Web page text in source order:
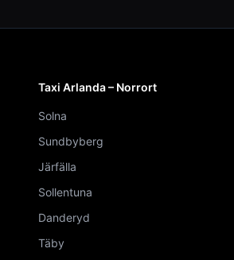
Taxi Arlanda – Norrort
Solna
Sundbyberg
Järfälla
Sollentuna
Danderyd
Täby